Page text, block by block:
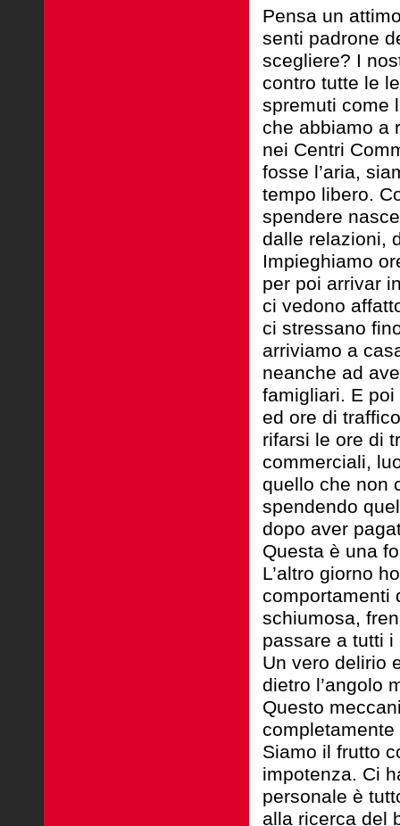
Pensa un
senti padrone
scegliere? I
contro tutte le
spremuti come
che abbiamo a
nei Centri
fosse l’aria,
tempo libero.
spendere
dalle relazioni,
Impieghiamo
per poi arrivar
ci vedono
ci stressano
arriviamo a
neanche ad
famigliari. E
ed ore di
rifarsi le ore di
commerciali,
quello che non
spendendo
dopo aver
Questa è una
L’altro giorno
comportamenti
schiumosa,
passare a tutti
Un vero delirio
dietro l’angolo
Questo
Siamo il frutto
impotenza. Ci
personale è
alla ricerca del